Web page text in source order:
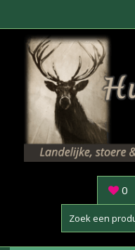
inhoud
0